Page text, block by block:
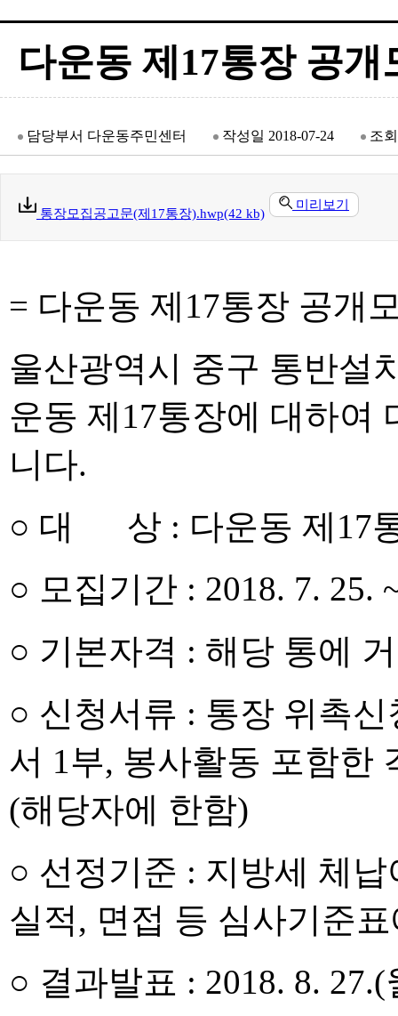
다운동 제17통장 공개
담당부서 다운동주민센터 작성일 2018-07-24 조
통장모집공고문(제17통장).hwp(42 kb)
미리보기
= 다운동 제17통장 공개
울산광역시 중구 통반설
운동 제17통장에 대하여
니다.
○ 대 상 : 다운동 제17
○ 모집기간 : 2018. 7. 25.
○ 기본자격 : 해당 통에
○ 신청서류 : 통장 위촉
서 1부, 봉사활동 포함한
(해당자에 한함)
○ 선정기준 : 지방세 체
실적, 면접 등 심사기준
○ 결과발표 : 2018. 8.